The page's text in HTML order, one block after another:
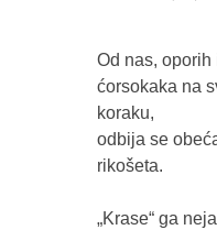
Od nas,
ćorsokaka na
koraku,
odbija se
rikošeta.
„Krase“ ga